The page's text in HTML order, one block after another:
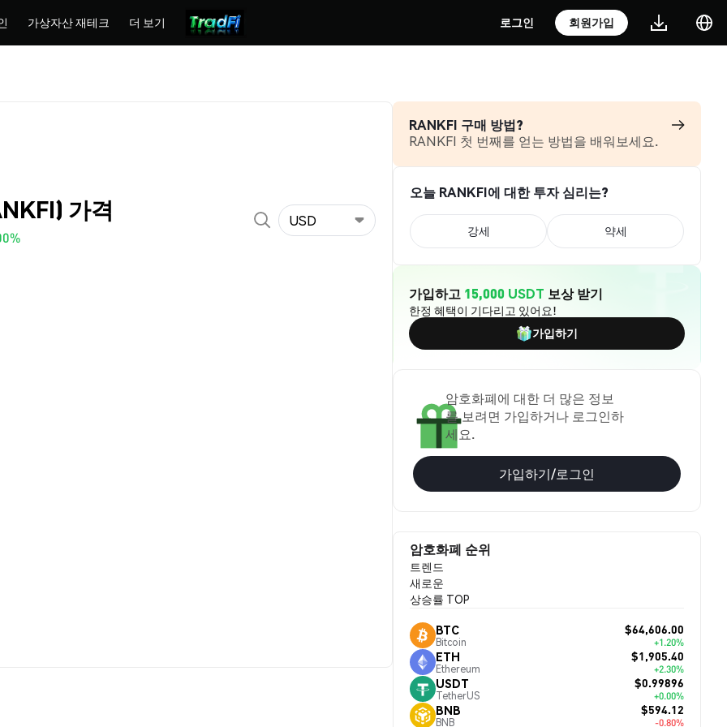
가상자산 재테크 더 보기 로그인 회원가입
가격 USD
RANKFI 구매 방법?
RANKFI 첫 번째를 얻는 방법을 배워보세요.
오늘 RANKFI에 대한 투자 심리는?
강세 약세
가입하고 15,000 USDT 보상 받기
한정 혜택이 기다리고 있어요!
가입하기
암호화폐에 대한 더 많은 정보
를 보려면 가입하거나 로그인하
세요.
가입하기/로그인
암호화폐 순위
트렌드
새로운
상승률 TOP
BTC
Bitcoin
$64,606.00
+1.20%
ETH
Ethereum
$1,905.40
+2.30%
USDT
TetherUS
$0.99896
+0.00%
BNB
BNB
$594.12
-0.80%